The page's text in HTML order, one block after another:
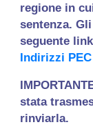
regione in
sentenza.
seguente
Indirizzi
stata
rinviarla.